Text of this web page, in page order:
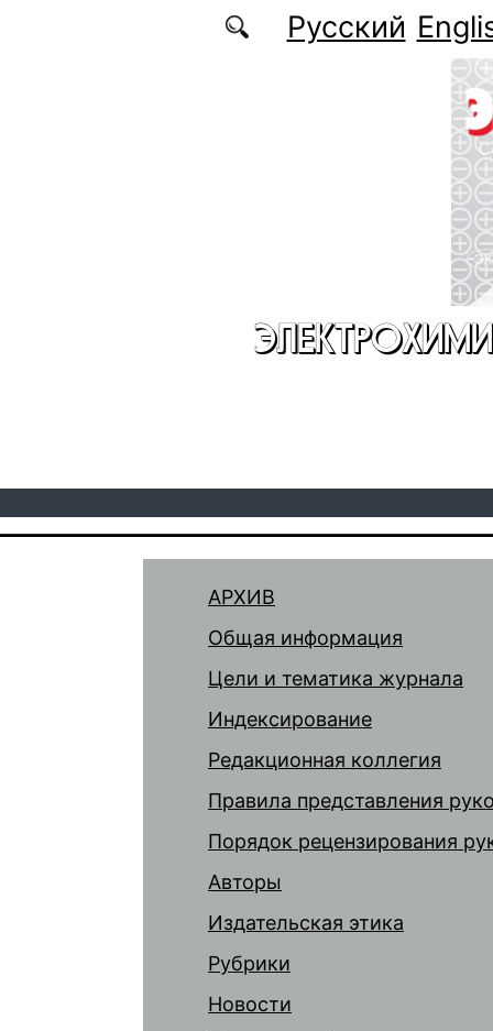
Перейти к основному содержаниюРусский
АРХИВ
Общая информация
Цели и тематика журнала
Индексирование
Редакционная коллегия
Правила представления
Порядок рецензирования
Авторы
Издательская этика
Рубрики
Новости